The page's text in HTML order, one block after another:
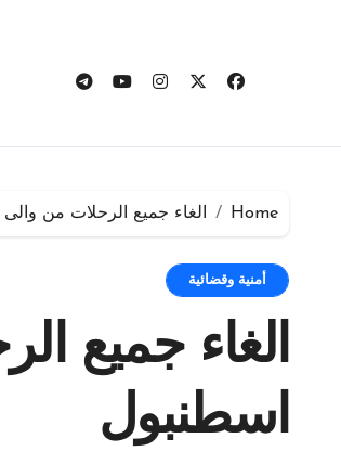
Home الغاء جميع الرحلات من
أمنية وقضائية
الغاء جميع
اسطنبول